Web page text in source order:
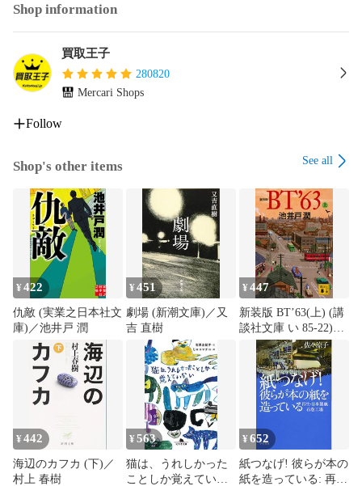
Shop information
買取王子
280820
Mercari Shops
Follow
Shop's other items See all
¥422
仇敵 (実業之日本社文
庫)／池井戸 潤
¥451
劇場 (新潮文庫)／又
吉 直樹
¥447
新装版 BT’63(上) (講
談社文庫 い 85-22)／
池井戸 潤
¥442
海辺のカフカ (下)／
村上 春樹
¥563
猫は、うれしかった
ことしか覚えていな
¥652
紙つなげ! 彼らが本の
紙を造っている: 再